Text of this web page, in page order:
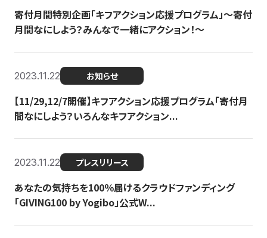
寄付月間特別企画「キフアクション応援プログラム」〜寄付
月間なにしよう？みんなで一緒にアクション！〜
2023.11.22 お知らせ
【11/29,12/7開催】キフアクション応援プログラム「寄付月
間なにしよう？いろんなキフアクション...
2023.11.22 プレスリリース
あなたの気持ちを100％届けるクラウドファンディング
「GIVING100 by Yogibo」公式W...